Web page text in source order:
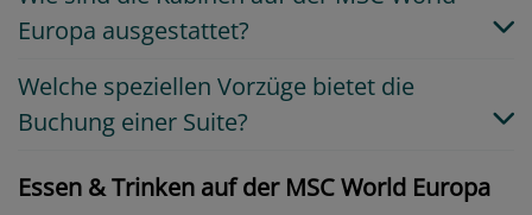
Europa ausgestattet?
Welche speziellen Vorzüge bietet die
Buchung einer Suite?
Essen & Trinken auf der MSC World Europa